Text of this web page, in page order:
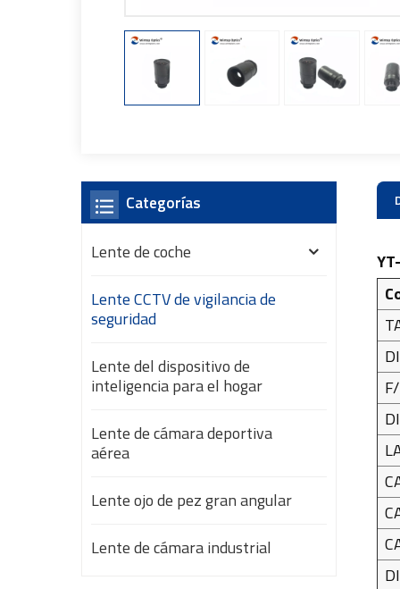
Categorías
Lente de coche
Lente CCTV de vigilancia de
seguridad
Lente del dispositivo de
inteligencia para el hogar
Lente de cámara deportiva
aérea
Lente ojo de pez gran angular
Lente de cámara industrial